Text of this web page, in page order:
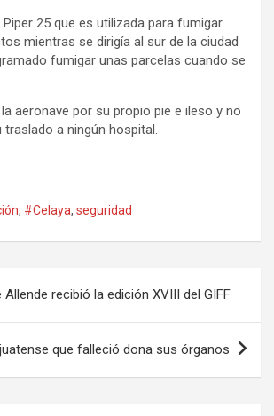
25 que es utilizada para fumigar
mientras se dirigía al sur de la ciudad
fumigar unas parcelas cuando se
aeronave por su propio pie e ileso y no
a ningún hospital.
, #Celaya, seguridad
Allende recibió la edición XVIII del GIFF
que falleció dona sus órganos